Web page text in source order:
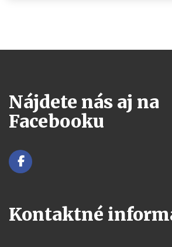
Nájdete nás aj na
Facebooku
Kontaktné